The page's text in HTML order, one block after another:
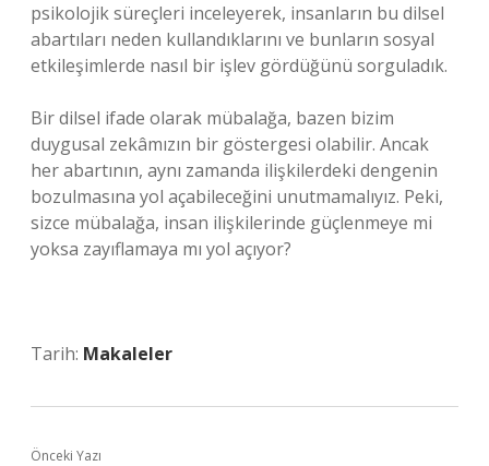
psikolojik süreçleri inceleyerek, insanların bu dilsel
abartıları neden kullandıklarını ve bunların sosyal
etkileşimlerde nasıl bir işlev gördüğünü sorguladık.
Bir dilsel ifade olarak mübalağa, bazen bizim
duygusal zekâmızın bir göstergesi olabilir. Ancak
her abartının, aynı zamanda ilişkilerdeki dengenin
bozulmasına yol açabileceğini unutmamalıyız. Peki,
sizce mübalağa, insan ilişkilerinde güçlenmeye mi
yoksa zayıflamaya mı yol açıyor?
Tarih: Makaleler
Önceki Yazı